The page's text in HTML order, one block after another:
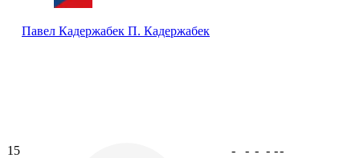
Павел Кадержабек П. Кадержабек
15 - - - - --